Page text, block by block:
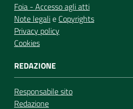
Foia - Accesso agli atti
Note legalie Copyrights
Privacy policy
Cookies
REDAZIONE
Responsabile sito
Redazione